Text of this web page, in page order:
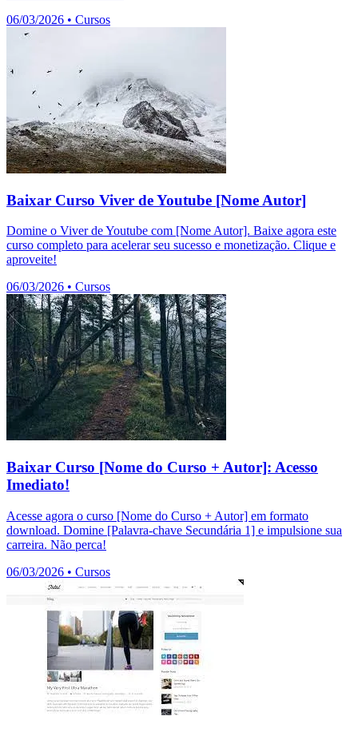
06/03/2026 • Cursos
Baixar Curso Viver de Youtube [Nome Autor]
Domine o Viver de Youtube com [Nome Autor]. Baixe agora este
curso completo para acelerar seu sucesso e monetização. Clique e
aproveite!
06/03/2026 • Cursos
Baixar Curso [Nome do Curso + Autor]: Acesso
Imediato!
Acesse agora o curso [Nome do Curso + Autor] em formato
download. Domine [Palavra-chave Secundária 1] e impulsione sua
carreira. Não perca!
06/03/2026 • Cursos